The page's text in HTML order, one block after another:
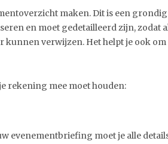
maken. Dit is een
en moet gedetailleerd zijn, zodat
kunnen verwijzen. Het helpt je ook
rekening mee moet houden:
evenementbriefing moet je alle